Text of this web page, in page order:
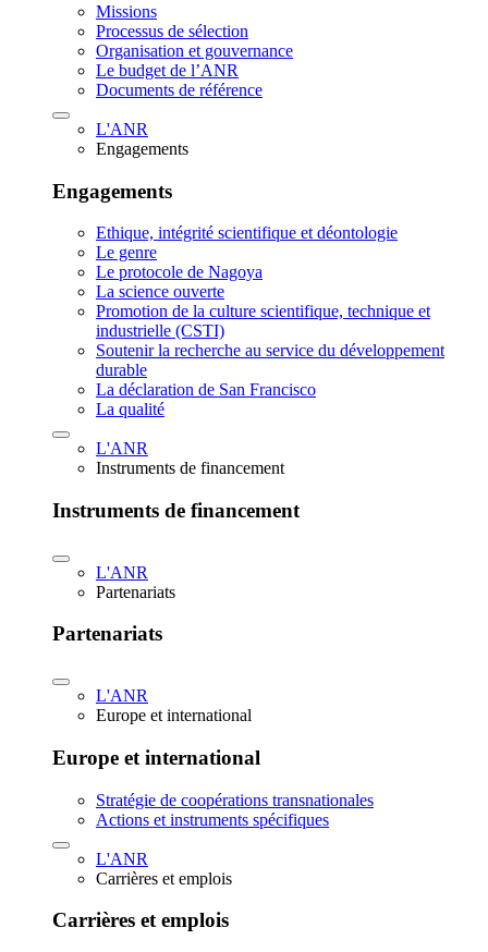
Missions
Processus de sélection
Organisation et gouvernance
Le budget de l’ANR
Documents de référence
L'ANR
Engagements
Engagements
Ethique, intégrité scientifique et déontologie
Le genre
Le protocole de Nagoya
La science ouverte
Promotion de la culture scientifique, technique et
industrielle (CSTI)
Soutenir la recherche au service du développement
durable
La déclaration de San Francisco
La qualité
L'ANR
Instruments de financement
Instruments de financement
L'ANR
Partenariats
Partenariats
L'ANR
Europe et international
Europe et international
Stratégie de coopérations transnationales
Actions et instruments spécifiques
L'ANR
Carrières et emplois
Carrières et emplois